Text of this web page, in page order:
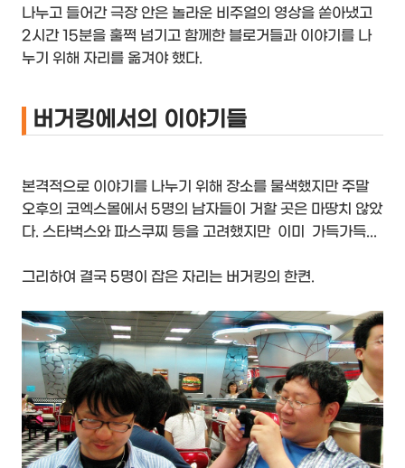
나누고 들어간 극장 안은 놀라운 비주얼의 영상을 쏟아냈고
2시간 15분을 훌쩍 넘기고 함께한 블로거들과 이야기를 나
누기 위해 자리를 옮겨야 했다.
버거킹에서의 이야기들
본격적으로 이야기를 나누기 위해 장소를 물색했지만 주말
오후의 코엑스몰에서 5명의 남자들이 거할 곳은 마땅치 않았
다. 스타벅스와 파스쿠찌 등을 고려했지만 이미 가득가득...
그리하여 결국 5명이 잡은 자리는 버거킹의 한켠.